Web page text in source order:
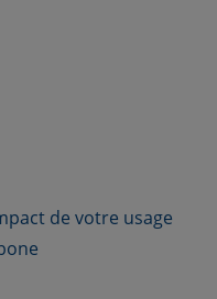
de votre usage